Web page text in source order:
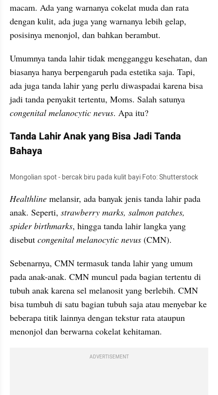
macam. Ada yang warnanya cokelat muda dan rata
dengan kulit, ada juga yang warnanya lebih gelap,
posisinya menonjol, dan bahkan berambut.
Umumnya tanda lahir tidak mengganggu kesehatan, dan
biasanya hanya berpengaruh pada estetika saja. Tapi,
ada juga tanda lahir yang perlu diwaspadai karena bisa
congenital melanocytic nevus. Apa itu?
Tanda Lahir Anak yang Bisa Jadi Tanda
Bahaya
Mongolian spot - bercak biru pada kulit bayi Foto: Shutterstock
Healthline melansir, ada banyak jenis tanda lahir pada
anak. Seperti, strawberry marks, salmon patches,
spider birthmarks, hingga tanda lahir langka yang
disebut congenital melanocytic nevus (CMN).
Sebenarnya, CMN termasuk tanda lahir yang umum
pada anak-anak. CMN muncul pada bagian tertentu di
tubuh anak karena sel melanosit yang berlebih. CMN
bisa tumbuh di satu bagian tubuh saja atau menyebar ke
beberapa titik lainnya dengan tekstur rata ataupun
menonjol dan berwarna cokelat kehitaman.
ADVERTISEMENT